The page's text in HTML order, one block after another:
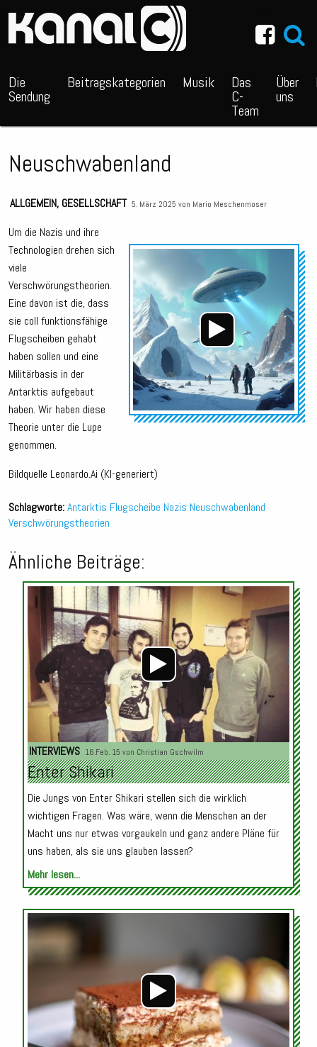
Die
Sendung
Beitragskategorien Musik Das
C-
Team
Über
uns
Neuschwabenland
ALLGEMEIN, GESELLSCHAFT 5. März 2025 von Mario Meschenmoser
Um die Nazis und ihre
Technologien drehen sich
viele
Verschwörungstheorien.
Eine davon ist die, dass
sie coll funktionsfähige
Flugscheiben gehabt
haben sollen und eine
Militärbasis in der
Antarktis aufgebaut
haben. Wir haben diese
Theorie unter die Lupe
genommen.
Bildquelle Leonardo.Ai (KI-generiert)
Schlagworte:Antarktis Flugscheibe Nazis Neuschwabenland
Verschwörungstheorien
Ähnliche Beiträge:
Audio-
Player
INTERVIEWS 16.Feb. 15 von Christian Gschwilm
Enter Shikari
Die Jungs von Enter Shikari stellen sich die wirklich
wichtigen Fragen. Was wäre, wenn die Menschen an der
Macht uns nur etwas vorgaukeln und ganz andere Pläne für
uns haben, als sie uns glauben lassen?
Mehr lesen...
Audio-
Player